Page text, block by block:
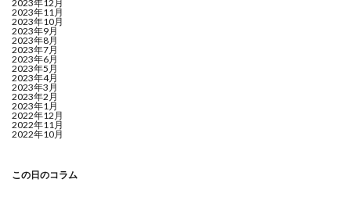
2023年12月
2023年11月
2023年10月
2023年9月
2023年8月
2023年7月
2023年6月
2023年5月
2023年4月
2023年3月
2023年2月
2023年1月
2022年12月
2022年11月
2022年10月
この日のコラム